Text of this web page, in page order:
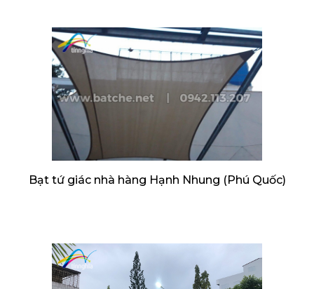
Bạt tứ giác nhà hàng Hạnh Nhung (Phú Quốc)